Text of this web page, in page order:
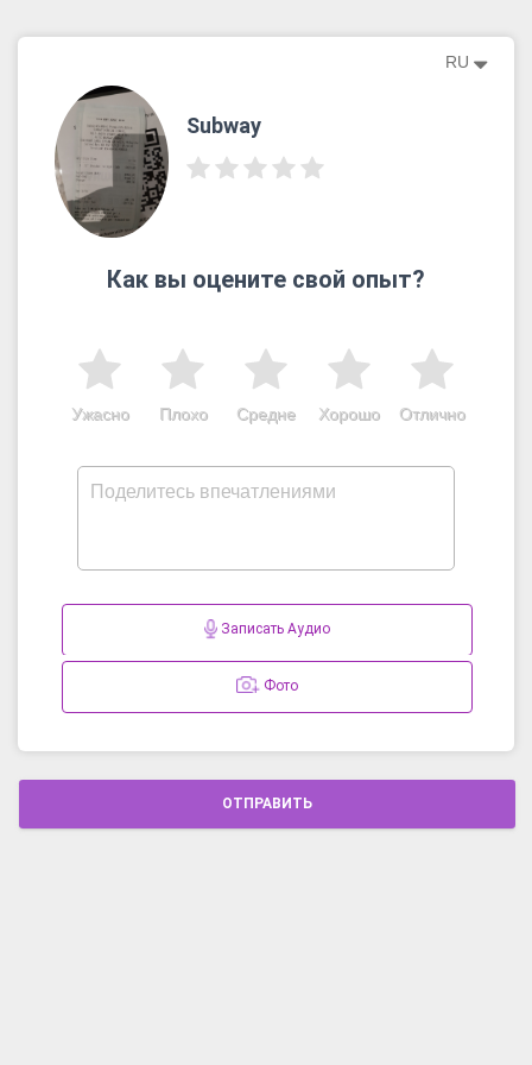
RU
Subway
Как вы оцените свой опыт?
Отлично
Хорошо
Средне
Плохо
Ужасно
Записать Аудио
Фото
ОТПРАВИТЬ